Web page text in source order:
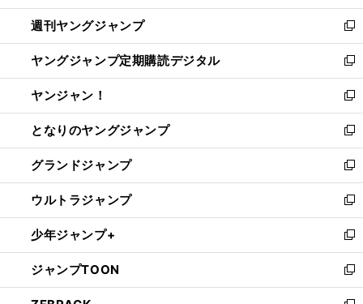
開
く
ウ
で
開
く
ン
ド
ウ
で
開
く
ウ
ィ
ン
ド
ウ
で
開
く
週刊ヤングジャンプ
新
し
い
ウ
ィ
ン
ド
ウ
で
開
く
ヤングジャンプ定期購読デジタル
新
し
い
ウ
ィ
ン
ド
ウ
で
開
く
ヤンジャン！
新
し
い
ウ
ィ
ン
ド
ウ
で
開
く
となりのヤングジャンプ
新
し
い
ウ
ィ
ン
ド
ウ
で
開
グランドジャンプ
新
し
い
ウ
ィ
ン
ド
ウ
ウルトラジャンプ
新
し
い
ウ
ィ
ン
少年ジャンプ+
新
し
い
ウ
ジャンプTOON
新
し